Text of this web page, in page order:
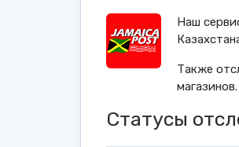
Наш
Также
магазинов.
Статусы